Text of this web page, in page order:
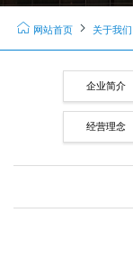
网站首页 关于我们
企业简介
经营理念